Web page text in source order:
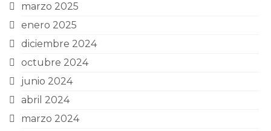
marzo 2025
enero 2025
diciembre 2024
octubre 2024
junio 2024
abril 2024
marzo 2024